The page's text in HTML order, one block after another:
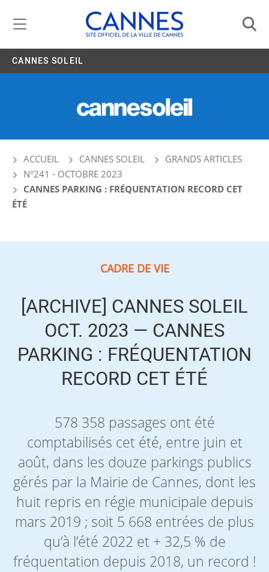
CANNES SOLEIL
ACCUEIL CANNES SOLEIL
GRANDS ARTICLES
N°241 - OCTOBRE 2023
CANNES PARKING : FRÉQUENTATION RECORD CET
ÉTÉ
CADRE DE VIE
[ARCHIVE] CANNES SOLEIL
OCT. 2023 — CANNES
PARKING : FRÉQUENTATION
RECORD CET ÉTÉ
578 358 passages ont été
comptabilisés cet été, entre juin et
août, dans les douze parkings publics
gérés par la Mairie de Cannes, dont les
huit repris en régie municipale depuis
mars 2019 ; soit 5 668 entrées de plus
qu’à l’été 2022 et + 32,5 % de
fréquentation depuis 2018, un record !